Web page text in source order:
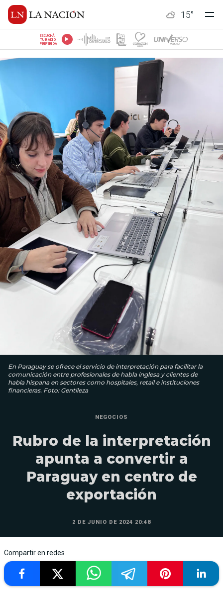
15°
ESCUCHÁ
TU RADIO
PREFERIDA
En Paraguay se ofrece el servicio de interpretación para facilitar la
comunicación entre profesionales de habla inglesa y clientes de
habla hispana en sectores como hospitales, retail e instituciones
financieras. Foto: Gentileza
NEGOCIOS
Rubro de la interpretación
apunta a convertir a
Paraguay en centro de
exportación
2 DE JUNIO DE 2024 20:48
Compartir en redes